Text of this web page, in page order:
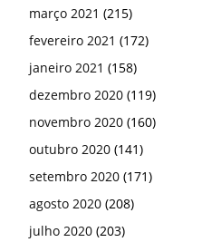
março 2021 (215)
fevereiro 2021 (172)
janeiro 2021 (158)
dezembro 2020 (119)
novembro 2020 (160)
outubro 2020 (141)
setembro 2020 (171)
agosto 2020 (208)
julho 2020 (203)